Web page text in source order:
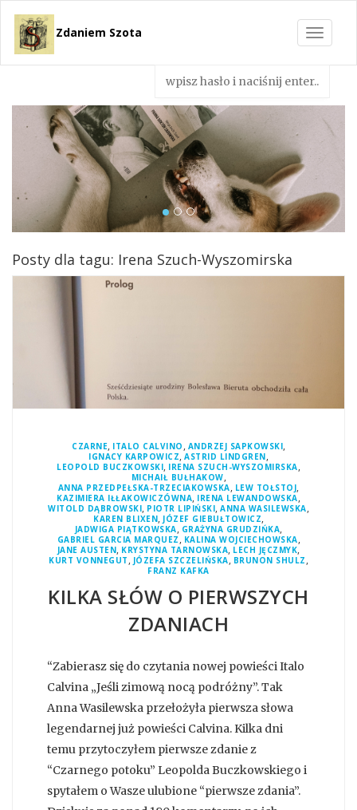
Toggle
Zdaniem Szota
Posty dla tagu: Irena Szuch-Wyszomirska
CZARNE, ITALO CALVINO , ANDRZEJ SAPKOWSKI,
IGNACY KARPOWICZ,ASTRID LINDGREN,
LEOPOLD BUCZKOWSKI, IRENA SZUCH-WYSZOMIRSKA,
MICHAIŁ BUŁHAKOW,
ANNA PRZEDPEŁSKA-TRZECIAKOWSKA, LEW TOŁSTOJ,
KAZIMIERA IŁŁAKOWICZÓWNA, IRENA LEWANDOWSKA,
WITOLD DĄBROWSKI, PIOTR LIPIŃSKI,ANNA WASILEWSKA,
KAREN BLIXEN, JÓZEF GIEBUŁTOWICZ,
JADWIGA PIĄTKOWSKA, GRAŻYNA GRUDZIŃKA,
GABRIEL GARCIA MARQUEZ , KALINA WOJCIECHOWSKA,
JANE AUSTEN, KRYSTYNA TARNOWSKA, LECH JĘCZMYK,
KURT VONNEGUT , JÓZEFA SZCZELIŃSKA, BRUNON SHULZ ,
FRANZ KAFKA
KILKA SŁÓW O PIERWSZYCH
ZDANIACH
“Zabierasz się do czytania nowej powieści Italo
Calvina „Jeśli zimową nocą podróżny”. Tak
Anna Wasilewska przełożyła pierwsza słowa
legendarnej już powieści Calvina. Kilka dni
temu przytoczyłem pierwsze zdanie z
“Czarnego potoku” Leopolda Buczkowskiego i
spytałem o Wasze ulubione “pierwsze zdania”.